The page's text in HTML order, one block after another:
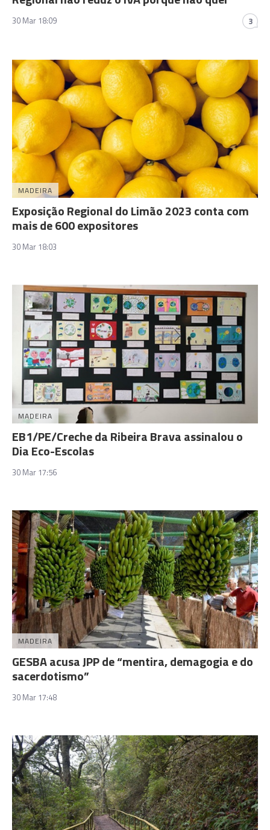
30 Mar 18:09 3
MADEIRA
Exposição Regional do Limão 2023 conta com
mais de 600 expositores
30 Mar 18:03
MADEIRA
EB1/PE/Creche da Ribeira Brava assinalou o
Dia Eco-Escolas
30 Mar 17:56
MADEIRA
GESBA acusa JPP de “mentira, demagogia e do
sacerdotismo”
30 Mar 17:48